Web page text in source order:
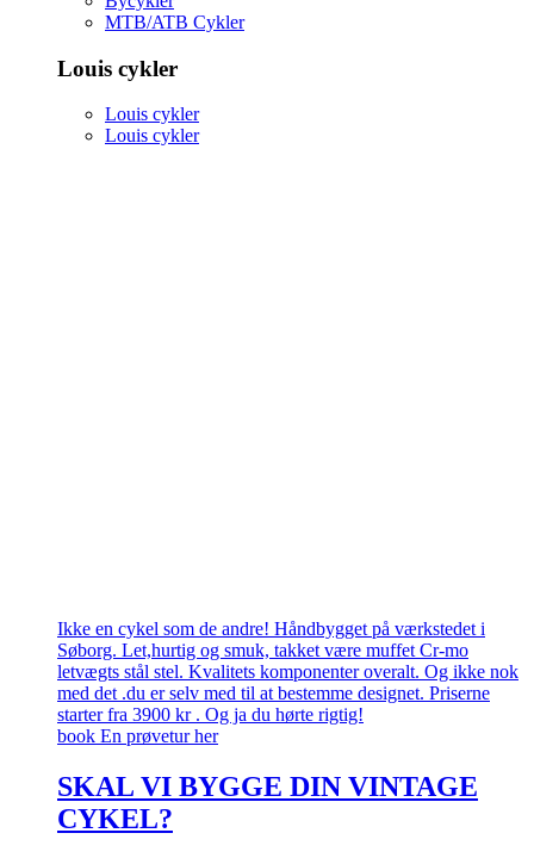
MTB/ATB Cykler
Louis cykler
Louis cykler
Louis cykler
Ikke en cykel som de andre! Håndbygget på værkstedet i
Søborg. Let,hurtig og smuk, takket være muffet Cr-mo
letvægts stål stel. Kvalitets komponenter overalt. Og ikke nok
med det .du er selv med til at bestemme designet. Priserne
starter fra 3900 kr . Og ja du hørte rigtig!
book En prøvetur her
SKAL VI BYGGE DIN VINTAGE
CYKEL?